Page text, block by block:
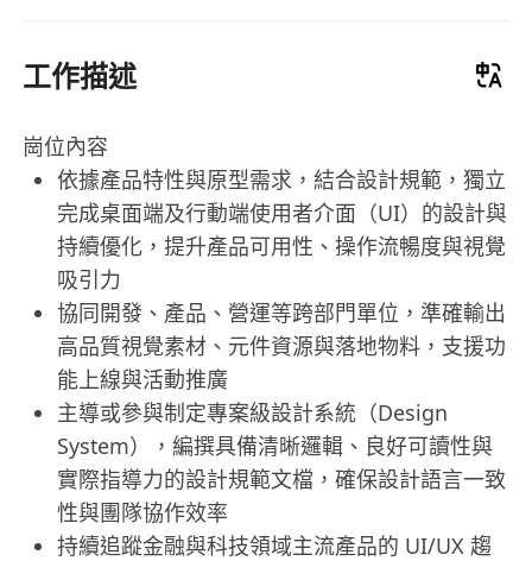
工作描述
崗位內容
依據產品特性與原型需求，結合設計規範，獨立
完成桌面端及行動端使用者介面（UI）的設計與
持續優化，提升產品可用性、操作流暢度與視覺
吸引力
協同開發、產品、營運等跨部門單位，準確輸出
高品質視覺素材、元件資源與落地物料，支援功
能上線與活動推廣
主導或參與制定專案級設計系統（Design
System），編撰具備清晰邏輯、良好可讀性與
實際指導力的設計規範文檔，確保設計語言一致
性與團隊協作效率
持續追蹤金融與科技領域主流產品的 UI/UX 趨